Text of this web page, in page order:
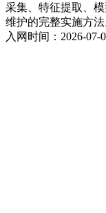
采集、特征提取、
维护的完整实施方法
入网时间：2026-07-